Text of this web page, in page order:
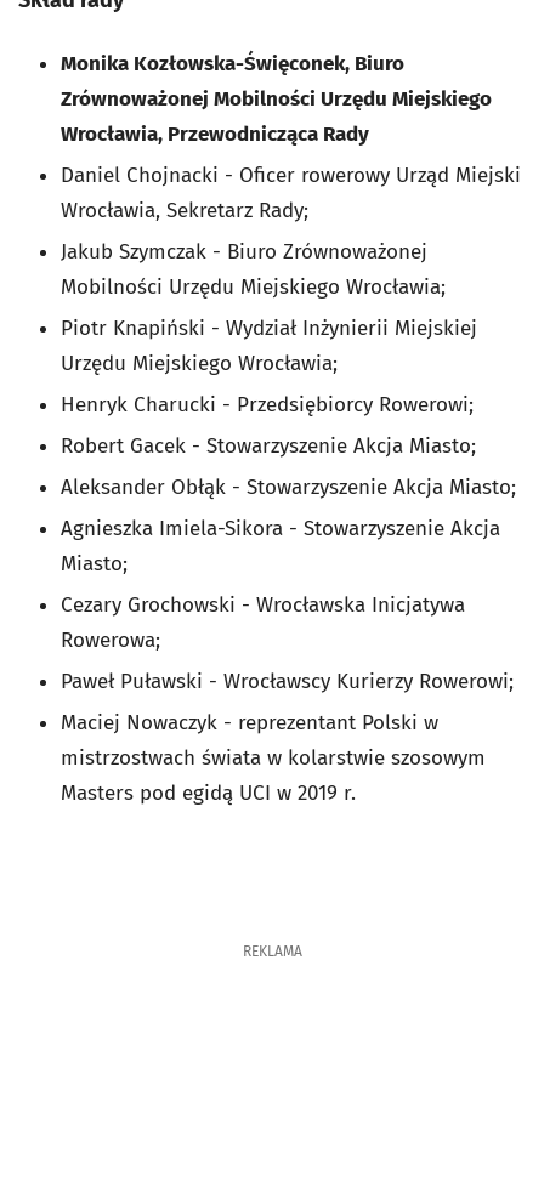
Monika Kozłowska-Święconek, Biuro
Zrównoważonej Mobilności Urzędu Miejskiego
Wrocławia, Przewodnicząca Rady
Daniel Chojnacki - Oficer rowerowy Urząd Miejski
Wrocławia, Sekretarz Rady;
Jakub Szymczak - Biuro Zrównoważonej
Mobilności Urzędu Miejskiego Wrocławia;
Piotr Knapiński - Wydział Inżynierii Miejskiej
Urzędu Miejskiego Wrocławia;
Henryk Charucki - Przedsiębiorcy Rowerowi;
Robert Gacek - Stowarzyszenie Akcja Miasto;
Aleksander Obłąk - Stowarzyszenie Akcja Miasto;
Agnieszka Imiela-Sikora - Stowarzyszenie Akcja
Miasto;
Cezary Grochowski - Wrocławska Inicjatywa
Rowerowa;
Paweł Puławski - Wrocławscy Kurierzy Rowerowi;
Maciej Nowaczyk - reprezentant Polski w
mistrzostwach świata w kolarstwie szosowym
Masters pod egidą UCI w 2019 r.
REKLAMA